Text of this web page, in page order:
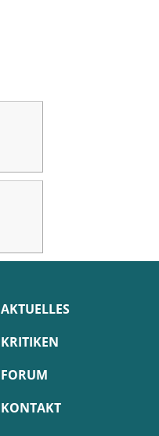
AKTUELLES
KRITIKEN
FORUM
KONTAKT